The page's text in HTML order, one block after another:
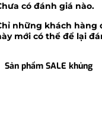
có đánh giá nào.
những khách hàng
mới có thể để lại
Sản phẩm SALE khủng